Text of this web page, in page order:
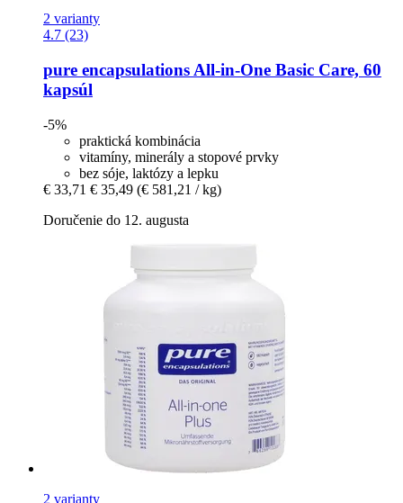
2 varianty
4.7 (23)
pure encapsulations All-​in-​One Basic Care, 60
kapsúl
-5%
praktická kombinácia
vitamíny, minerály a stopové prvky
bez sóje, laktózy a lepku
€ 33,71 € 35,49 (€ 581,21 / kg)
Doručenie do 12. augusta
2 varianty